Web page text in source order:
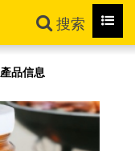
搜索
產品信息